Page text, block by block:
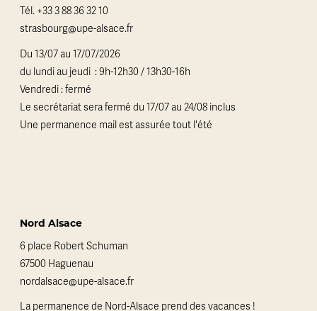
Tél. +33 3 88 36 32 10
strasbourg@upe-alsace.fr
Du 13/07 au 17/07/2026
du lundi au jeudi : 9h-12h30 / 13h30-16h
Vendredi : fermé
Le secrétariat sera fermé du 17/07 au 24/08 inclus
Une permanence mail est assurée tout l'été
Nord Alsace
6 place Robert Schuman
67500 Haguenau
nordalsace@upe-alsace.fr
La permanence de Nord-Alsace prend des vacances !